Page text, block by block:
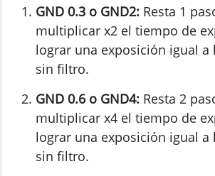
GND 0.3 o GND2: Resta 1
multiplicar x2 el tiempo de
lograr una exposición igual a
sin filtro.
GND 0.6 o GND4: Resta 2
multiplicar x4 el tiempo de
lograr una exposición igual a
sin filtro.